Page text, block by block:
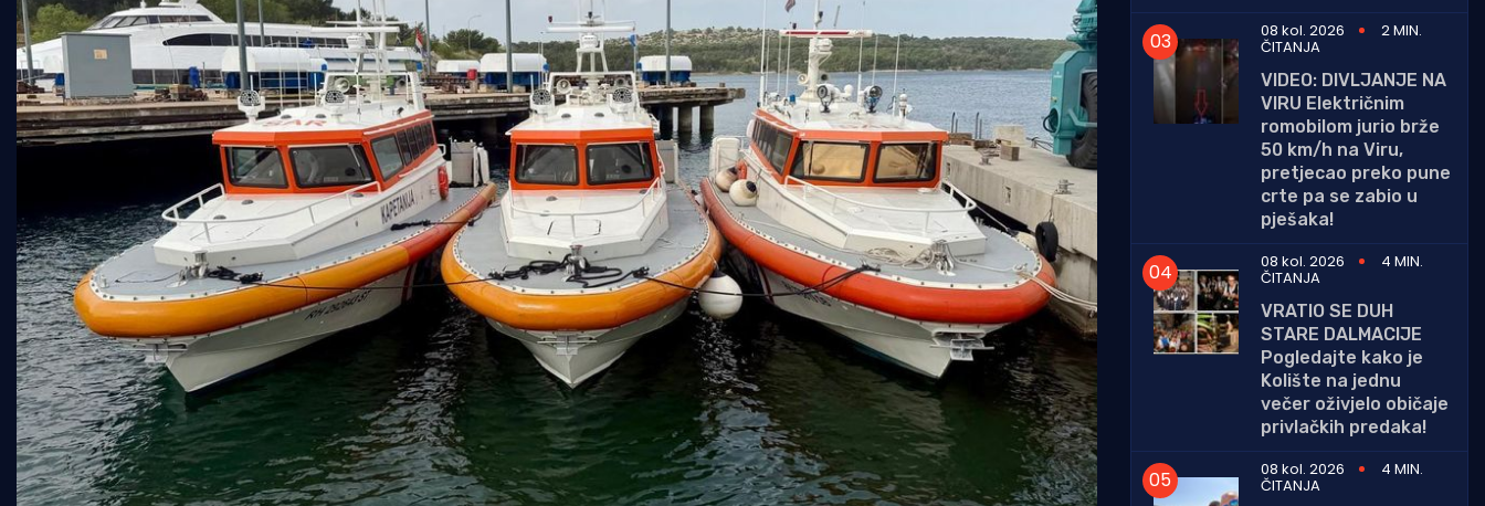
08 kol. 2026
2 MIN.
ČITANJA
VIDEO: DIVLJANJE NA
VIRU Električnim
romobilom jurio brže
50 km/h na Viru,
pretjecao preko pune
crte pa se zabio u
pješaka!
08 kol. 2026
4 MIN.
ČITANJA
VRATIO SE DUH
STARE DALMACIJE
Pogledajte kako je
Kolište na jednu
večer oživjelo običaje
privlačkih predaka!
08 kol. 2026
4 MIN.
ČITANJA